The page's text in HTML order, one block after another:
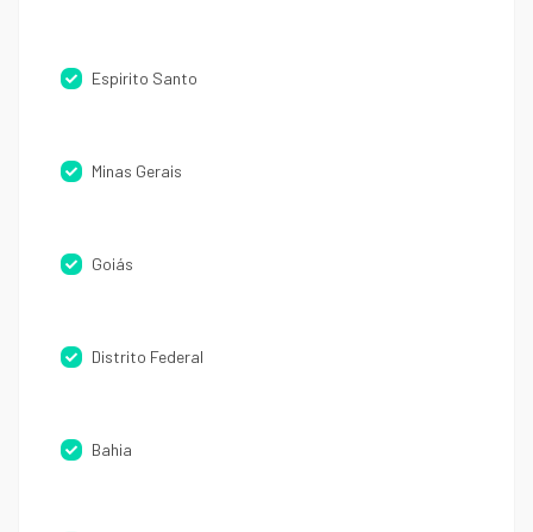
Espirito Santo
Minas Gerais
Goiás
Distrito Federal
Bahia